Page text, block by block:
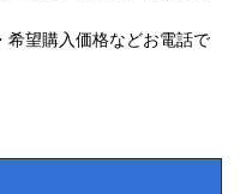
購入価格などお電話で